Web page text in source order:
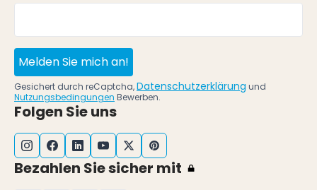
Melden Sie mich an!
Gesichert durch reCaptcha,Datenschutzerklärung und
Nutzungsbedingungen Bewerben.
Folgen Sie uns
Bezahlen Sie sicher mit